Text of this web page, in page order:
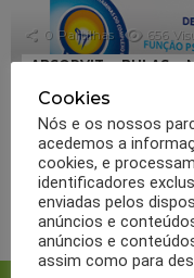
0 Partilhas 656
ABSORVIT
BULAS
Bula
Neuro
LER MAIS
Cookies
Nós e os nossos
acedemos a
cookies, e
identificadores
enviadas pelos
anúncios e
anúncios e
assim como para